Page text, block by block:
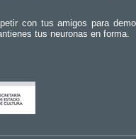
con tus amigos para
tus neuronas en forma.